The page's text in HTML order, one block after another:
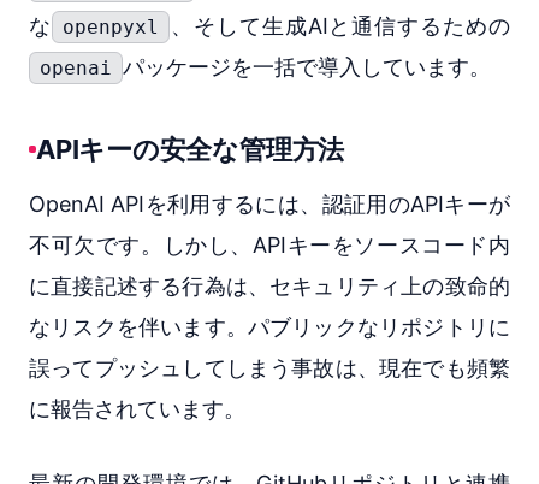
な
openpyxl 、そして生成AIと通信するための
openai パッケージを一括で導入しています。
APIキーの安全な管理方法
OpenAI APIを利用するには、認証用のAPIキーが
不可欠です。しかし、APIキーをソースコード内
に直接記述する行為は、セキュリティ上の致命的
なリスクを伴います。パブリックなリポジトリに
誤ってプッシュしてしまう事故は、現在でも頻繁
に報告されています。